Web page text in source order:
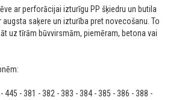
ar perforācijai izturīgu PP šķiedru un butila
augsta saķere un izturība pret novecošanu. To
uz tīrām būvvirsmām, piemēram, betona vai
445 - 381 - 382 - 383 -384 - 385 - 386 - 388 -